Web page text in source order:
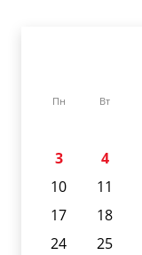
Пн Вт
3
4
10
11
17
18
24
25